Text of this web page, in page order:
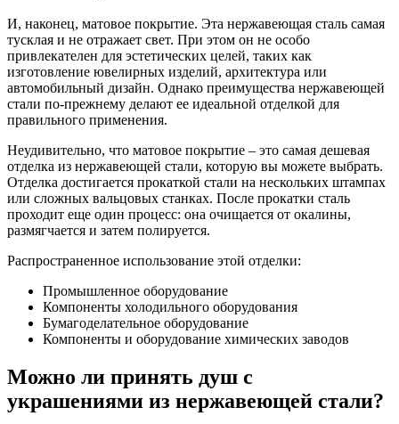
И, наконец, матовое покрытие. Эта нержавеющая сталь самая
тусклая и не отражает свет. При этом он не особо
привлекателен для эстетических целей, таких как
изготовление ювелирных изделий, архитектура или
автомобильный дизайн. Однако преимущества нержавеющей
стали по-прежнему делают ее идеальной отделкой для
правильного применения.
Неудивительно, что матовое покрытие – это самая дешевая
отделка из нержавеющей стали, которую вы можете выбрать.
Отделка достигается прокаткой стали на нескольких штампах
или сложных вальцовых станках. После прокатки сталь
проходит еще один процесс: она очищается от окалины,
размягчается и затем полируется.
Распространенное использование этой отделки:
Промышленное оборудование
Компоненты холодильного оборудования
Бумагоделательное оборудование
Компоненты и оборудование химических заводов
Можно ли принять душ с
украшениями из нержавеющей стали?